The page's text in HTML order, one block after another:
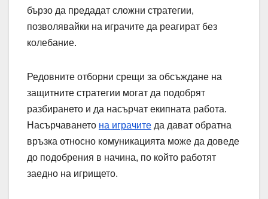
бързо да предадат сложни стратегии,
позволявайки на играчите да реагират без
колебание.
Редовните отборни срещи за обсъждане на
защитните стратегии могат да подобрят
разбирането и да насърчат екипната работа.
Насърчаването на играчите да дават обратна
връзка относно комуникацията може да доведе
до подобрения в начина, по който работят
заедно на игрището.